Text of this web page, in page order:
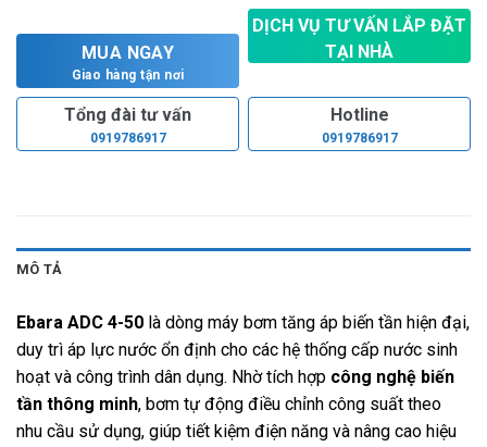
MUA NGAY
Giao hàng tận nơi
DỊCH VỤ TƯ VẤN LẮP ĐẶT
TẠI NHÀ
Tổng đài tư vấn
0919786917
Hotline
0919786917
MÔ TẢ
Ebara ADC 4-50 là dòng máy bơm tăng áp biến tần hiện đại,
duy trì áp lực nước ổn định cho các hệ thống cấp nước sinh
hoạt và công trình dân dụng. Nhờ tích hợp công nghệ biến
tần thông minh, bơm tự động điều chỉnh công suất theo
nhu cầu sử dụng, giúp tiết kiệm điện năng và nâng cao hiệu